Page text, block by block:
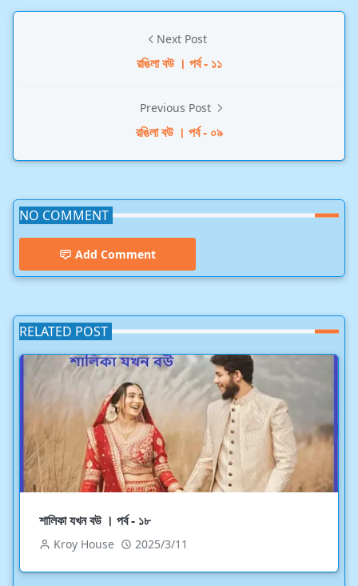
Next Post
রঙিলা বউ । পর্ব - ১১
Previous Post
রঙিলা বউ । পর্ব - ০৯
NO COMMENT
Add Comment
RELATED POST
শালিকা যখন বউ । পর্ব - ১৮
Kroy House 2025/3/11